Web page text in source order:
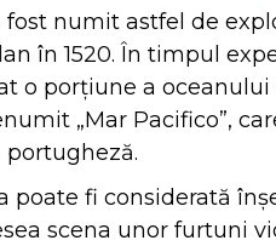
fost numit astfel de
în 1520. În timpul
o porțiune a
„Mar Pacifico”,
portugheză.
poate fi considerată
scena unor furtuni